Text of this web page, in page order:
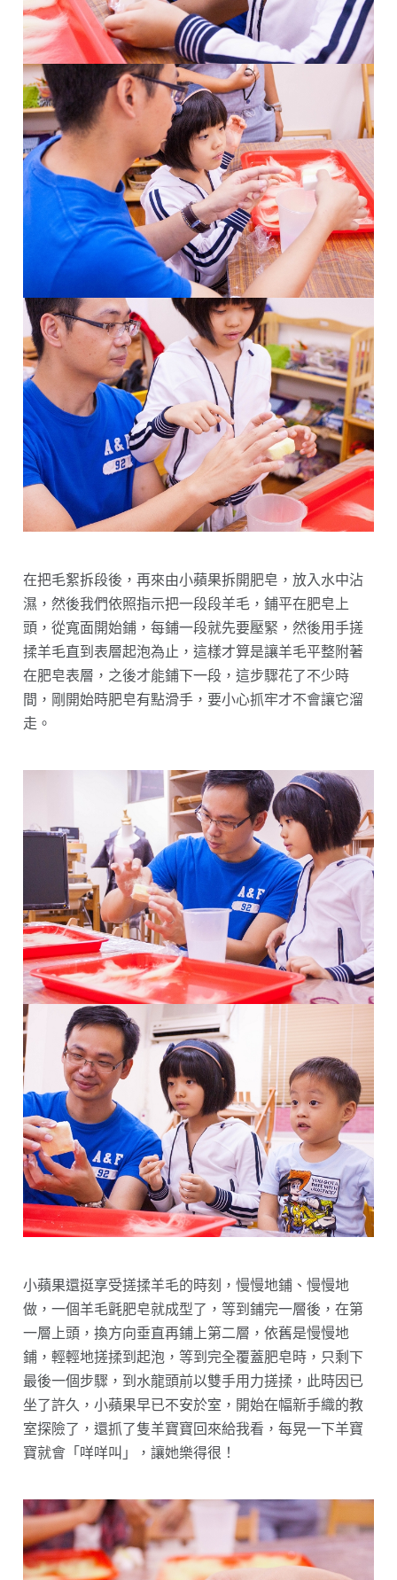
在把毛絮拆段後，再來由小蘋果拆開肥皂，放入水中沾
濕，然後我們依照指示把一段段羊毛，鋪平在肥皂上
頭，從寬面開始鋪，每鋪一段就先要壓緊，然後用手搓
揉羊毛直到表層起泡為止，這樣才算是讓羊毛平整附著
在肥皂表層，之後才能鋪下一段，這步驟花了不少時
間，剛開始時肥皂有點滑手，要小心抓牢才不會讓它溜
走。
小蘋果還挺享受搓揉羊毛的時刻，慢慢地鋪、慢慢地
做，一個羊毛氈肥皂就成型了，等到鋪完一層後，在第
一層上頭，換方向垂直再鋪上第二層，依舊是慢慢地
鋪，輕輕地搓揉到起泡，等到完全覆蓋肥皂時，只剩下
最後一個步驟，到水龍頭前以雙手用力搓揉，此時因已
坐了許久，小蘋果早已不安於室，開始在幅新手織的教
室探險了，還抓了隻羊寶寶回來給我看，每晃一下羊寶
寶就會「咩咩叫」，讓她樂得很！